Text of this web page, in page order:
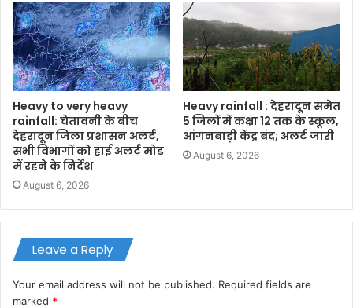
Heavy to very heavy
rainfall: चेतावनी के बीच
देहरादून जिला प्रशासन अलर्ट,
सभी विभागों को हाई अलर्ट मोड
में रहने के निर्देश
August 6, 2026
Heavy rainfall : देहरादून समेत
5 जिलों में कक्षा 12 तक के स्कूल,
आंगनबाड़ी केंद्र बंद; अलर्ट जारी
August 6, 2026
Leave a Reply
Your email address will not be published. Required fields are
marked *